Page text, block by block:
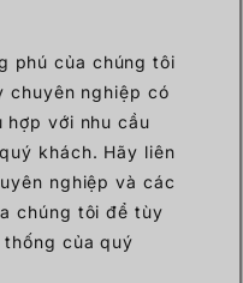
phú của chúng tôi
chuyên nghiệp có
với nhu cầu
khách. Hãy liên
nghiệp và các
chúng tôi để tùy
thống của quý